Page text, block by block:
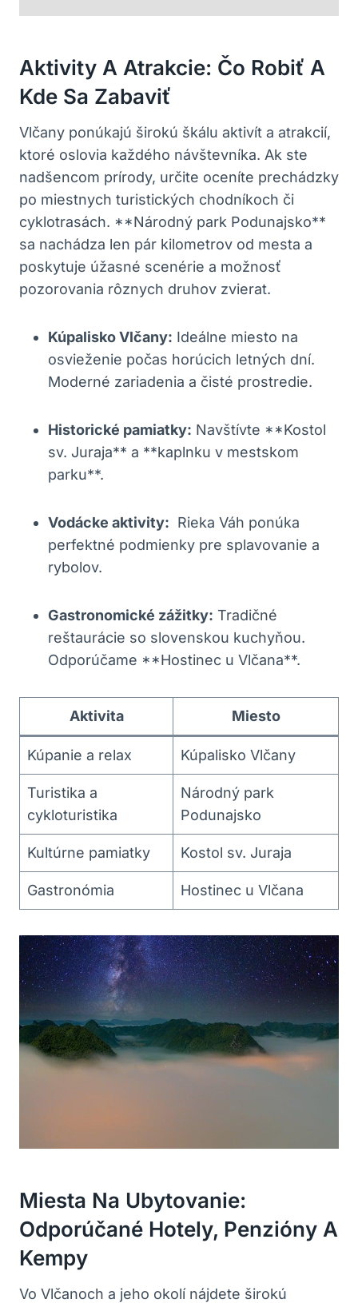
Aktivity A Atrakcie: Čo Robiť A
Kde Sa Zabaviť
Vlčany ponúkajú širokú škálu aktivít a atrakcií, ​
ktoré oslovia každého návštevníka. Ak ‍ste
nadšencom prírody, určite oceníte prechádzky
po miestnych turistických chodníkoch či
cyklotrasách. ⁢**Národný park Podunajsko**
sa nachádza len​ pár kilometrov od mesta a
⁣poskytuje úžasné ⁢scenérie ⁣a možnosť
‌pozorovania ‌rôznych druhov zvierat.
Kúpalisko​ Vlčany: Ideálne miesto‌ na
osvieženie počas horúcich letných dní.
Moderné‌ zariadenia ‌a čisté‌ prostredie.
Historické pamiatky: Navštívte **Kostol
sv.​ Juraja**‌ a **kaplnku v mestskom⁢
parku**.
Vodácke aktivity: ‍ Rieka Váh ponúka
perfektné‍ podmienky pre splavovanie ⁣a
rybolov.
Gastronomické zážitky: Tradičné⁤
reštaurácie​ so ⁢slovenskou kuchyňou.
Odporúčame **Hostinec u ⁢Vlčana**.
Aktivita Miesto
Kúpanie‌ a relax Kúpalisko Vlčany
Turistika‍ a
cykloturistika
Národný park
Podunajsko
Kultúrne ‌pamiatky Kostol ‍sv.​ Juraja
Gastronómia Hostinec u Vlčana
Miesta ⁢na Ubytovanie:
Odporúčané Hotely, Penzióny A
⁤kempy
Vo Vlčanoch a jeho okolí‍ nájdete​ širokú